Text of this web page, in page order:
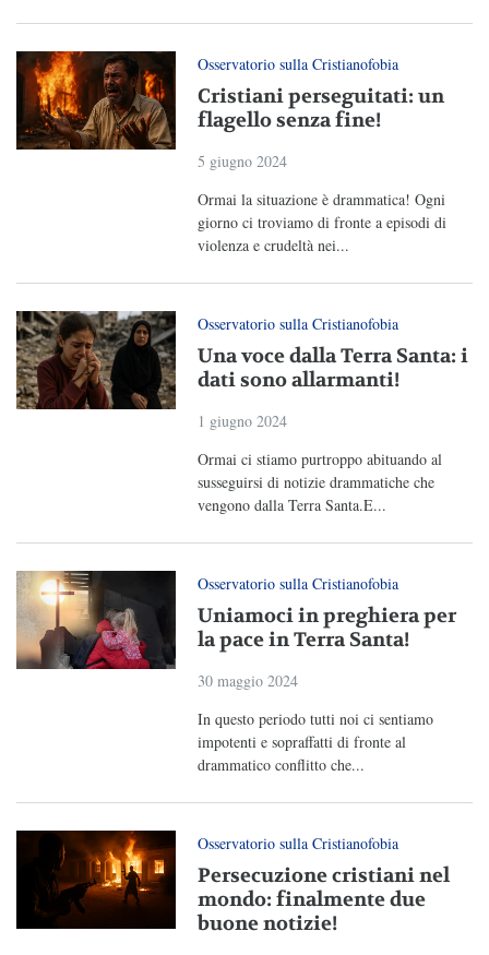
Osservatorio sulla Cristianofobia
Cristiani perseguitati: un
flagello senza fine!
5 giugno 2024
Ormai la situazione è drammatica! Ogni
giorno ci troviamo di fronte a episodi di
violenza e crudeltà nei...
Osservatorio sulla Cristianofobia
Una voce dalla Terra Santa: i
dati sono allarmanti!
1 giugno 2024
Ormai ci stiamo purtroppo abituando al
susseguirsi di notizie drammatiche che
vengono dalla Terra Santa.E...
Osservatorio sulla Cristianofobia
Uniamoci in preghiera per
la pace in Terra Santa!
30 maggio 2024
In questo periodo tutti noi ci sentiamo
impotenti e sopraffatti di fronte al
drammatico conflitto che...
Osservatorio sulla Cristianofobia
Persecuzione cristiani nel
mondo: finalmente due
buone notizie!